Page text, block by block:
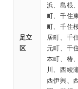
足立
区
浜、島根
町、千住
町、千住
居町、千
元町、千
本町、椿
川、西綾
西伊興、